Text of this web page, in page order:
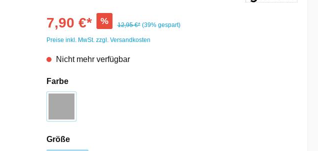
7,90 €* % 12,95 €* (39% gespart)
Preise inkl. MwSt. zzgl. Versandkosten
Nicht mehr verfügbar
Farbe
Größe